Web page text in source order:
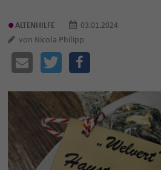
•ALTENHILFE
03.01.2024
von Nicola Philipp